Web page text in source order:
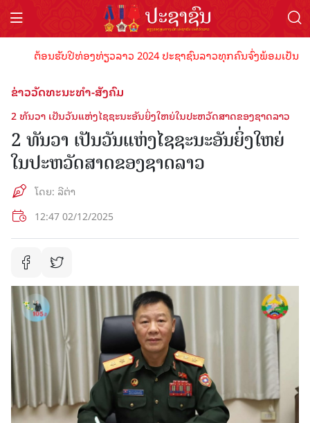
ຕ້ອນຮັບປີທ່ອງທ່ຽວລາວ 2024 ປະຊາຊົນລາວທຸກຄົນຈົ່ງພ້ອມເປັນເຈົ້າ
ຂ່າວວັດທະນະທຳ-ສັງຄົມ
2 ທັນວາ ເປັນວັນແຫ່ງໄຊຊະນະອັນຍິ່ງໃຫຍ່ໃນປະຫວັດສາດຂອງຊາດລາວ
2 ທັນວາ ເປັນວັນແຫ່ງໄຊຊະນະອັນຍິ່ງໃຫຍ່
ໃນປະຫວັດສາດຂອງຊາດລາວ
ໂດຍ: ລີຕ່າ
12:47 02/12/2025